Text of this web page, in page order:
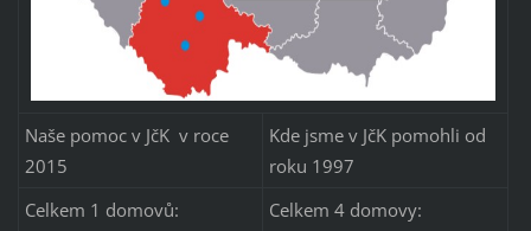
Naše pomoc v JčK v roce
2015
Kde jsme v JčK pomohli od
roku 1997
Celkem 1 domovů:
Celkem 4 domovy: